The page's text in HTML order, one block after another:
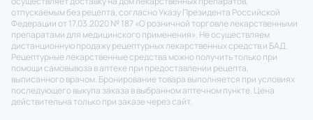
отпускаемым без рецепта, согласно Указу Президента Российской
Федерации от 17.03.2020 № 187 «О розничной торговле лекарственными
препаратами для медицинского применения». Не осуществляем
дистанционную продажу рецептурных лекарственных средств и БАД.
Рецептурные лекарственные средства можно получить только при
помощи самовывоза в аптеке при предоставлении рецепта,
выписанного врачом. Бронирование товара выполняется при условиях
последующего выкупа заказа в выбранном аптечном пункте. Цена
действительна только при заказе через сайт.